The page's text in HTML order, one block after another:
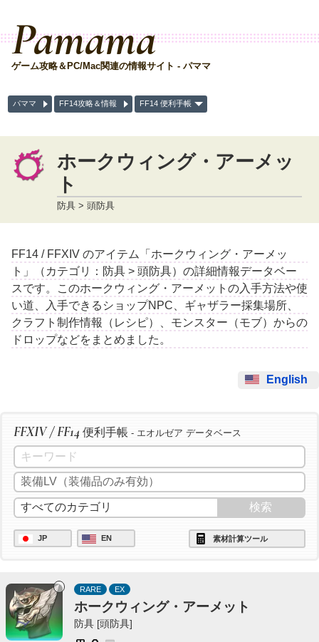
Pamama
ゲーム攻略＆PC/Mac関連の情報サイト - パママ
パママ FF14攻略＆情報 FF14 便利手帳
ホークウィング・アーメッ
ト
防具 > 頭防具
FF14 / FFXIV のアイテム「ホークウィング・アーメッ
ト」（カテゴリ：防具 > 頭防具）の詳細情報データベー
スです。このホークウィング・アーメットの入手方法や使
い道、入手できるショップNPC、ギャザラー採集場所、
クラフト制作情報（レシピ）、モンスター（モブ）からの
ドロップなどをまとめました。
English
FFXIV / FF14 便利手帳 - エオルゼア データベース
JP EN 素材計算ツール
RARE EX
ホークウィング・アーメット
防具 [頭防具]